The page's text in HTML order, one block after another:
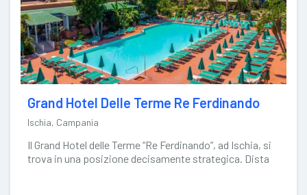
Grand Hotel Delle Terme Re Ferdinando
Ischia, Campania
Il Grand Hotel delle Terme “Re Ferdinando”, ad Ischia, si
trova in una posizione decisamente strategica. Dista